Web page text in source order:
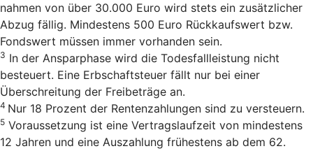
nah­men von über 30.000 Euro wird stets ein zu­sätz­li­cher
Ab­zug fäl­lig. Min­des­tens 500 Euro Rück­kaufs­wert bzw.
Fonds­wert müs­sen immer vor­han­den sein.
3 In der Ansparphase wird die Todesfallleistung nicht
besteuert. Eine Erbschaftsteuer fällt nur bei einer
Überschreitung der Freibeträge an.
4 Nur 18 Pro­zent der Ren­ten­zah­lun­gen sind zu versteu­ern.
5 Voraussetzung ist eine Vertrags­laufzeit von mindestens
12 Jahren und eine Auszahlung frühestens ab dem 62.